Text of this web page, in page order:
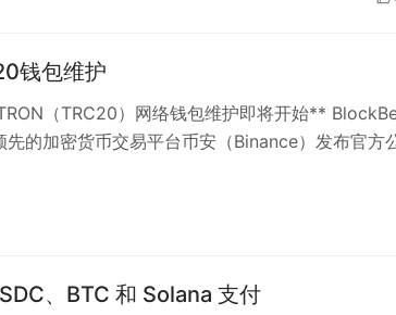
钱包维护
（TRC20）网络钱包维护即将开始**
的加密货币交易平台币安（Binance）发布官方
、BTC 和 Solana 支付